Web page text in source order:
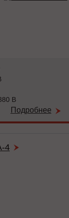
В
Подробнее
4